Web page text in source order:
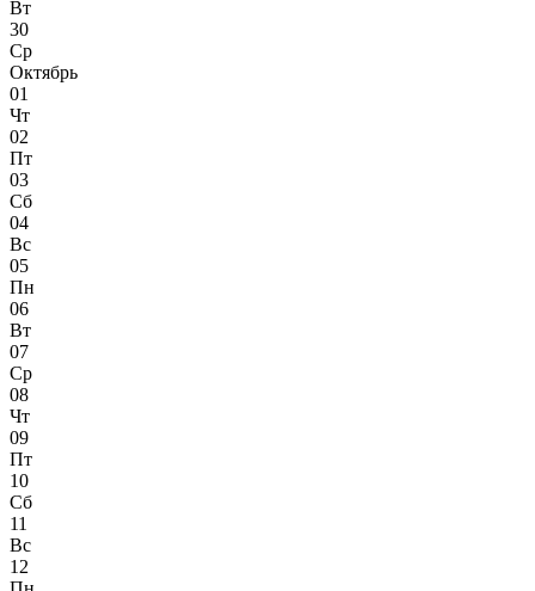
Вт
30
Ср
Октябрь
01
Чт
02
Пт
03
Сб
04
Вс
05
Пн
06
Вт
07
Ср
08
Чт
09
Пт
10
Сб
11
Вс
12